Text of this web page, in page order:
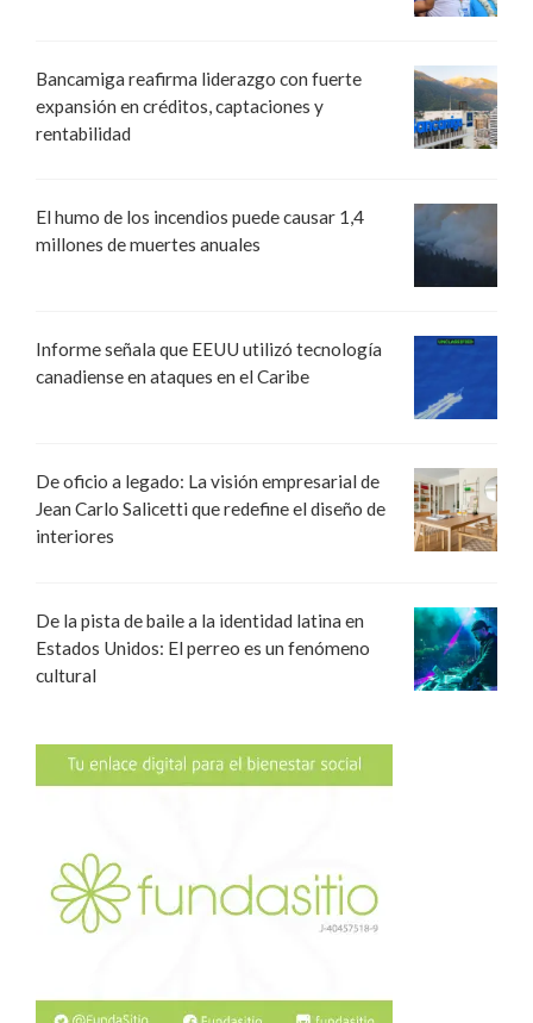
Bancamiga reafirma liderazgo con fuerte
expansión en créditos, captaciones y
rentabilidad
El humo de los incendios puede causar 1,4
millones de muertes anuales
Informe señala que EEUU utilizó tecnología
canadiense en ataques en el Caribe
De oficio a legado: La visión empresarial de
Jean Carlo Salicetti que redefine el diseño de
interiores
De la pista de baile a la identidad latina en
Estados Unidos: El perreo es un fenómeno
cultural